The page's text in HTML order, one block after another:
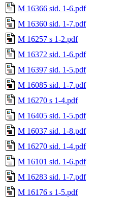
M 16366 sid. 1-6.pdf
M 16360 sid. 1-7.pdf
M 16257 s 1-2.pdf
M 16372 sid. 1-6.pdf
M 16397 sid. 1-5.pdf
M 16085 sid. 1-7.pdf
M 16270 s 1-4.pdf
M 16405 sid. 1-5.pdf
M 16037 sid. 1-8.pdf
M 16270 sid. 1-4.pdf
M 16101 sid. 1-6.pdf
M 16283 sid. 1-7.pdf
M 16176 s 1-5.pdf